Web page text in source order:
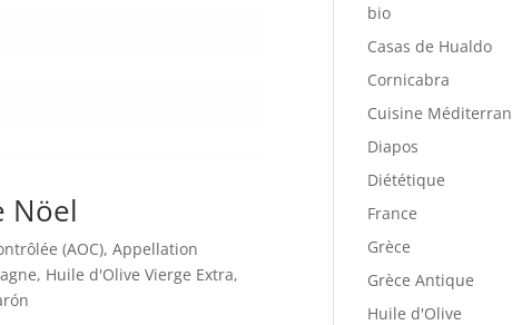
Nöel
(AOC),Appellation
, Huile d'Olive Vierge Extra,
bio
Casas de Hualdo
Cornicabra
Cuisine
Diapos
Diététique
France
Grèce
Grèce Antique
Huile d'Olive